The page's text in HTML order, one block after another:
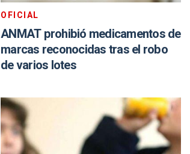
OFICIAL
ANMAT prohibió medicamentos de
marcas reconocidas tras el robo
de varios lotes